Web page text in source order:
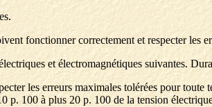
fonctionner correctement et respecter les
et électromagnétiques suivantes.
les erreurs maximales tolérées pour
p. 100 à plus 20 p. 100 de la tension